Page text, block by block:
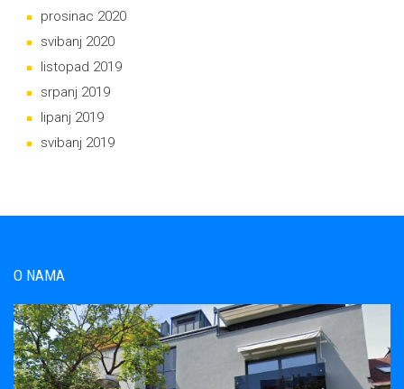
prosinac 2020
svibanj 2020
listopad 2019
srpanj 2019
lipanj 2019
svibanj 2019
O NAMA